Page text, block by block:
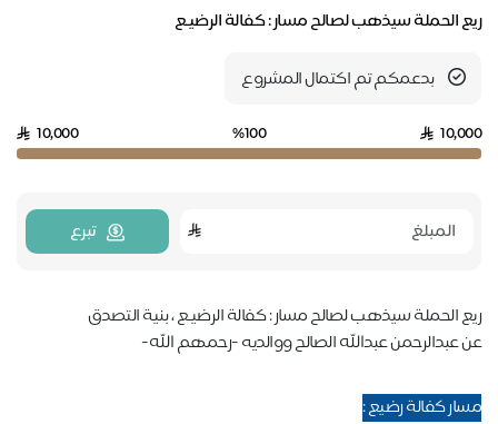
ريع الحملة سيذهب لصالح مسار : كفالة الرضيـع
بدعمكم تم اكتمال المشروع
10,000
%100
10,000
تبرع
ريع الحملة سيذهب لصالح مسار : كفالة الرضيـع ، بنية التصدق
عن عبدالرحمن عبدالله الصالح ووالديه -رحمهم الله-
مسار كفالة رضيع :